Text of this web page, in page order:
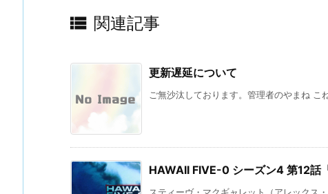
 関連記事
更新遅延について
ご無沙汰しております。管理者のやまね
HAWAII FIVE-0 シーズン4 第12話